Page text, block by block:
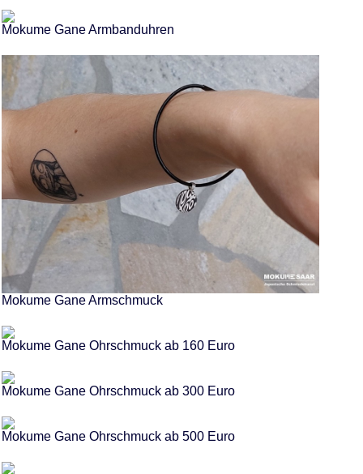
Mokume Gane Armbanduhren
Mokume Gane Armschmuck
Mokume Gane Ohrschmuck ab 160 Euro
Mokume Gane Ohrschmuck ab 300 Euro
Mokume Gane Ohrschmuck ab 500 Euro